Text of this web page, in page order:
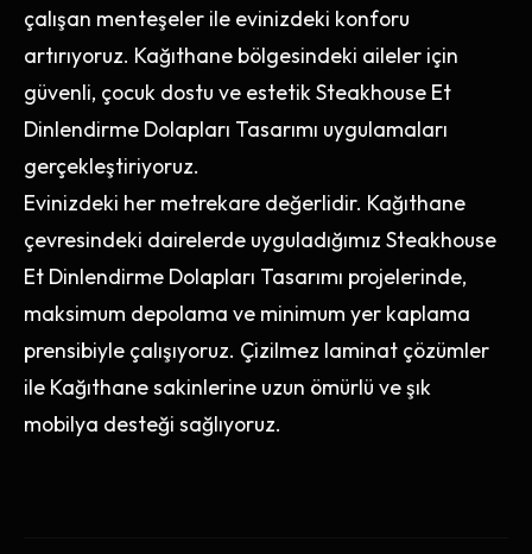
çalışan menteşeler ile evinizdeki konforu
artırıyoruz. Kağıthane bölgesindeki aileler için
güvenli, çocuk dostu ve estetik Steakhouse Et
Dinlendirme Dolapları Tasarımı uygulamaları
gerçekleştiriyoruz.
Evinizdeki her metrekare değerlidir. Kağıthane
çevresindeki dairelerde uyguladığımız Steakhouse
Et Dinlendirme Dolapları Tasarımı projelerinde,
maksimum depolama ve minimum yer kaplama
prensibiyle çalışıyoruz. Çizilmez laminat çözümler
ile Kağıthane sakinlerine uzun ömürlü ve şık
mobilya desteği sağlıyoruz.